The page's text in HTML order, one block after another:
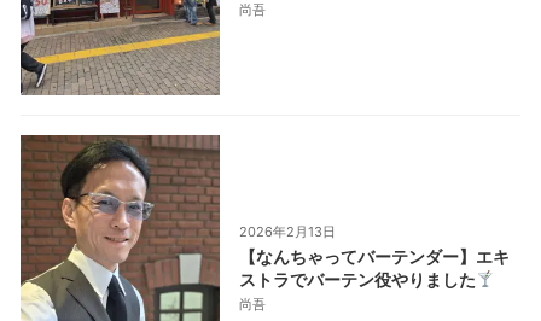
尚吾
2026年2月13日
【なんちゃってバーテンダー】エキ
ストラでバーテン役やりました
尚吾